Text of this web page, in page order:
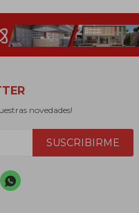
novedades!
SUSCRIBIRME
